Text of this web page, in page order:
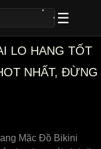
LO HANG TỐT
NHẤT, ĐỪNG
Mặc Đồ Bikini